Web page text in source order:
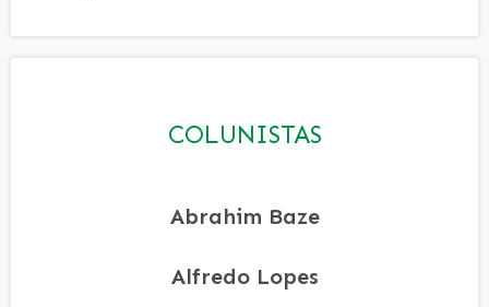
COLUNISTAS
Abrahim Baze
Alfredo Lopes